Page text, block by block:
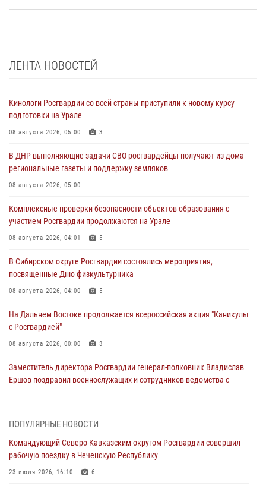
ЛЕНТА НОВОСТЕЙ
Кинологи Росгвардии со всей страны приступили к новому курсу
подготовки на Урале
08 августа 2026, 05:00 3
В ДНР выполняющие задачи СВО росгвардейцы получают из дома
региональные газеты и поддержку земляков
08 августа 2026, 05:00
Комплексные проверки безопасности объектов образования с
участием Росгвардии продолжаются на Урале
08 августа 2026, 04:01 5
В Сибирском округе Росгвардии состоялись мероприятия,
посвященные Дню физкультурника
08 августа 2026, 04:00 5
На Дальнем Востоке продолжается всероссийская акция "Каникулы
с Росгвардией"
08 августа 2026, 00:00 3
Заместитель директора Росгвардии генерал-полковник Владислав
Ершов поздравил военнослужащих и сотрудников ведомства с
операция войск правопорядка
07 августа 2026, 15:28
ПОПУЛЯРНЫЕ НОВОСТИ
Командующий Северо-Кавказским округом Росгвардии совершил
рабочую поездку в Чеченскую Республику
23 июля 2026, 16:10 6